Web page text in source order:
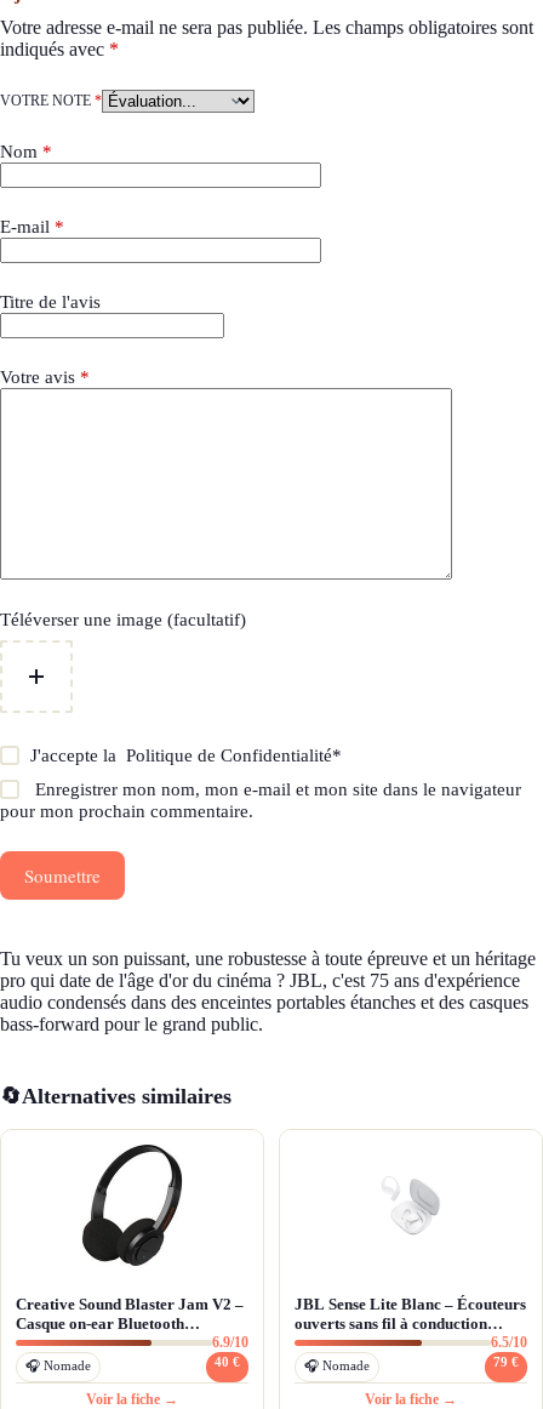
Votre adresse e-mail ne sera pas publiée. Les champs obligatoires sont
indiqués avec *
VOTRE NOTE *
Nom *
E-mail *
Titre de l'avis
Votre avis *
Téléverser une image (facultatif)
J'accepte laPolitique de Confidentialité*
Enregistrer mon nom, mon e-mail et mon site dans le navigateur
pour mon prochain commentaire.
Soumettre
Tu veux un son puissant, une robustesse à toute épreuve et un héritage
pro qui date de l'âge d'or du cinéma ? JBL, c'est 75 ans d'expérience
audio condensés dans des enceintes portables étanches et des casques
bass-forward pour le grand public.
🔄Alternatives similaires
Creative Sound Blaster Jam V2 –
Casque on-ear Bluetooth
ultraléger avec 22h d'autonomie
et aptX HD
6.9/10
🎧 Nomade 40 €
Voir la fiche →
JBL Sense Lite Blanc – Écouteurs
ouverts sans fil à conduction
aérienne
6.5/10
🎧 Nomade 79 €
Voir la fiche →